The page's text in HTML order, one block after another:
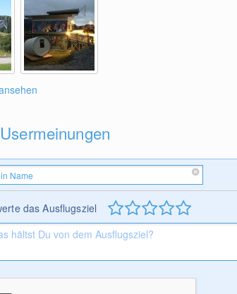
das Ausflugsziel